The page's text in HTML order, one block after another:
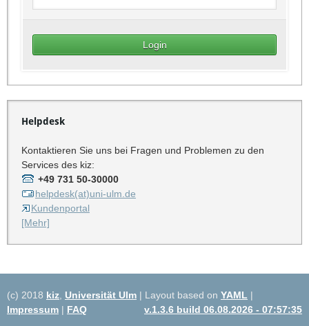
Helpdesk
Kontaktieren Sie uns bei Fragen und Problemen zu den
Services des kiz:
+49 731 50-30000
helpdesk(at)uni-ulm.de
Kundenportal
[Mehr]
(c) 2018 kiz Universität Ulm | Layout based on YAML |
Impressum | FAQ v.1.3.6 build 06.08.2026 - 07:57:35